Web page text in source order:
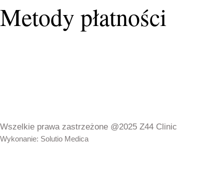
Metody płatności
Wszelkie prawa zastrzeżone @2025 Z44 Clinic
Wykonanie: Solutio Medica